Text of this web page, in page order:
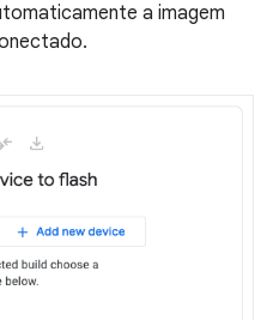
a imagem